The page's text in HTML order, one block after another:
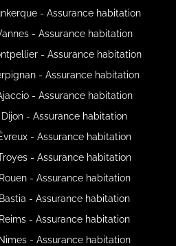
- Assurance habitation
- Assurance habitation
- Assurance habitation
- Assurance habitation
- Assurance habitation
- Assurance habitation
- Assurance habitation
- Assurance habitation
- Assurance habitation
- Assurance habitation
- Assurance habitation
- Assurance habitation